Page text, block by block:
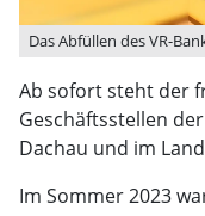
Das Abfüllen des VR-
Ab sofort steht der
Geschäftsstellen
Dachau und im
Im Sommer 2023